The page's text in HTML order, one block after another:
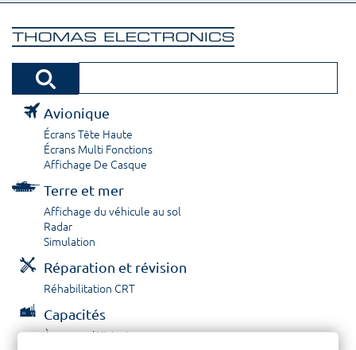
Avionique
Écrans Tête Haute
Écrans Multi Fonctions
Affichage De Casque
Terre et mer
Affichage du véhicule au sol
Radar
Simulation
Réparation et révision
Réhabilitation CRT
Capacités
À propos / Historique